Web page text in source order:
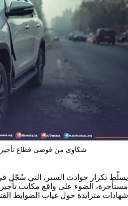
شكاوى من فوضى قطاع تأجير
يسلّط تكرار حوادث السير، التي سُجّل
مستأجرة، الضوء على واقع مكاتب
شهادات متزايدة حول غياب الضوابط